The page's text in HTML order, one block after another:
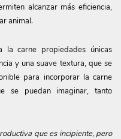
alcanzar más eficiencia,
animal.
carne propiedades únicas
y una suave textura, que se
para incorporar la carne
se puedan imaginar, tanto
que es incipiente, pero